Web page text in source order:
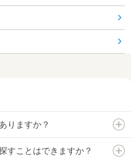
りますか？
すことはできますか？